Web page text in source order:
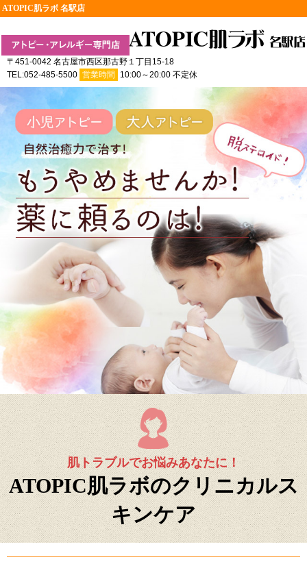
ATOPIC肌ラボ 名駅店
〒451-0042 名古屋市西区那古野１丁目15-18
TEL:052-485-5500 営業時間 10:00～20:00 不定休
肌トラブルでお悩みあなたに！
ATOPIC肌ラボのクリニカルス
キンケア